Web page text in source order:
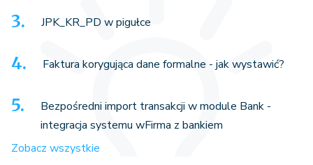
JPK_KR_PD w pigułce
Faktura korygująca dane formalne - jak wystawić?
Bezpośredni import transakcji w module Bank -
integracja systemu wFirma z bankiem
Zobacz wszystkie